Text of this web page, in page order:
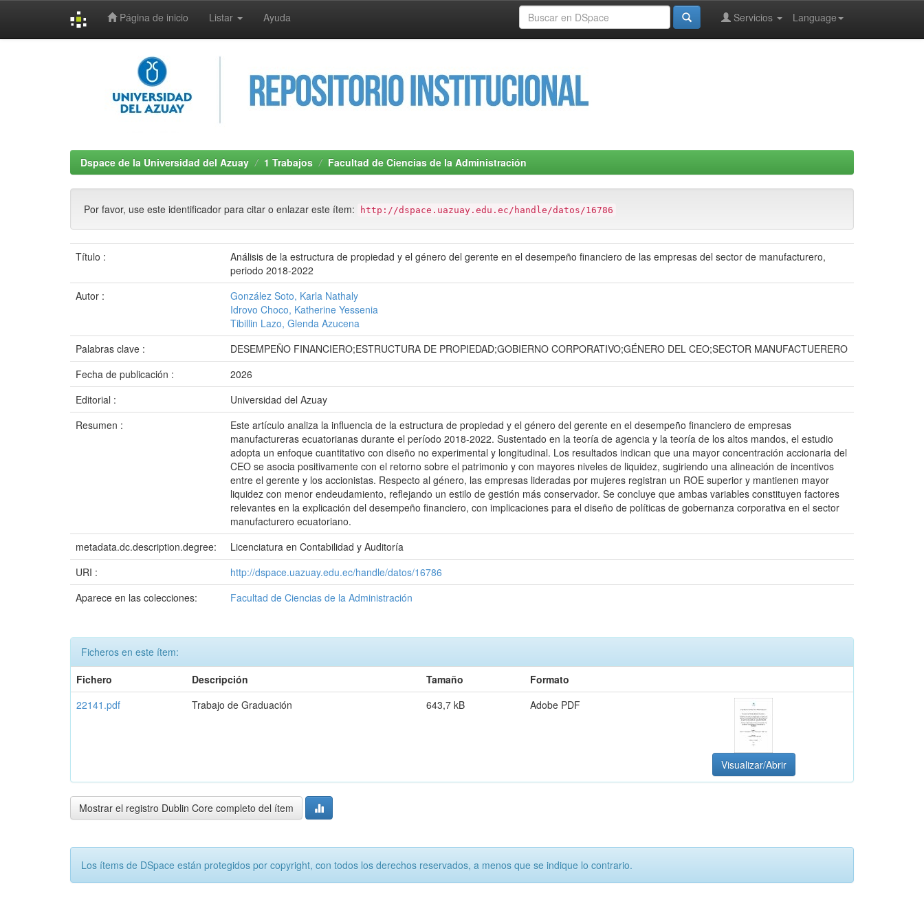
Página de inicio Listar Ayuda Language
Servicios
Dspace de la Universidad del Azuay 1 Trabajos Facultad de Ciencias de la Administración
Por favor, use este identificador para citar o enlazar este ítem: http://dspace.uazuay.edu.ec/handle/datos/16786
Título :
Análisis de la estructura de propiedad y el género del gerente en el desempeño financiero de las empresas del sector de manufacturero,
periodo 2018-2022
Autor :
González Soto, Karla Nathaly
Idrovo Choco, Katherine Yessenia
Tibillin Lazo, Glenda Azucena
Palabras clave :
DESEMPEÑO FINANCIERO;ESTRUCTURA DE PROPIEDAD;GOBIERNO CORPORATIVO;GÉNERO DEL CEO;SECTOR MANUFACTUERERO
Fecha de publicación :
2026
Editorial :
Universidad del Azuay
Resumen :
Este artículo analiza la influencia de la estructura de propiedad y el género del gerente en el desempeño financiero de empresas
manufactureras ecuatorianas durante el período 2018-2022. Sustentado en la teoría de agencia y la teoría de los altos mandos, el estudio
adopta un enfoque cuantitativo con diseño no experimental y longitudinal. Los resultados indican que una mayor concentración accionaria del
CEO se asocia positivamente con el retorno sobre el patrimonio y con mayores niveles de liquidez, sugiriendo una alineación de incentivos
entre el gerente y los accionistas. Respecto al género, las empresas lideradas por mujeres registran un ROE superior y mantienen mayor
liquidez con menor endeudamiento, reflejando un estilo de gestión más conservador. Se concluye que ambas variables constituyen factores
relevantes en la explicación del desempeño financiero, con implicaciones para el diseño de políticas de gobernanza corporativa en el sector
manufacturero ecuatoriano.
metadata.dc.description.degree:
Licenciatura en Contabilidad y Auditoría
URI :
http://dspace.uazuay.edu.ec/handle/datos/16786
Aparece en las colecciones:
Facultad de Ciencias de la Administración
Ficheros en este ítem:
Fichero
Descripción Tamaño
Formato
22141.pdf
Trabajo de Graduación 643,7 kB Adobe PDF
Visualizar/Abrir
Mostrar el registro Dublin Core completo del ítem
Los ítems de DSpace están protegidos por copyright, con todos los derechos reservados, a menos que se indique lo contrario.